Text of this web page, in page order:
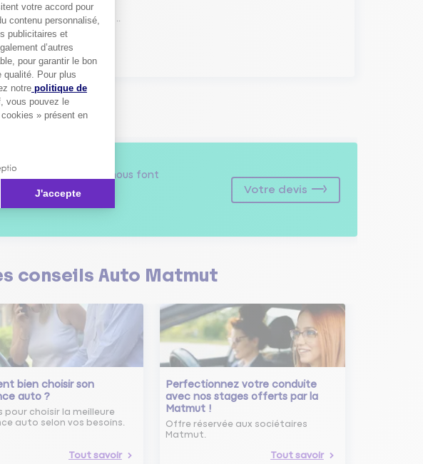
à la caméra de recul ..
millions de sociétaires
nous font
Votre devis
conseils Auto Matmut
bien choisir son
auto ?
pour choisir la meilleure
auto selon vos besoins.
Tout savoir
Perfectionnez votre conduite
avec nos stages offerts par la
Matmut !
Offre réservée aux sociétaires
Matmut.
Tout savoir
votre accord pour
contenu personnalisé,
publicitaires et
d’autres
pour garantir le bon
qualité. Pour plus
notre politique de
vous pouvez le
» présent en
J'accepte